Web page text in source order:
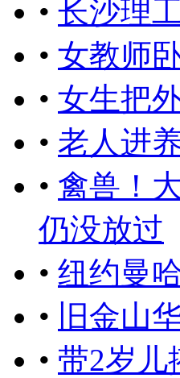
• 长沙理
• 女教师
• 女生把
• 老人进
• 禽兽！
仍没放过
• 纽约曼
•
旧金山
• 带2岁儿